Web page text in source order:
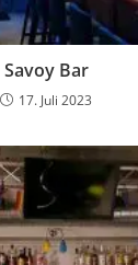
Savoy Bar
17. Juli 2023